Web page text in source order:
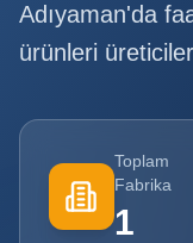
Ana
Sayfa
Tüm
Ürünler
Adıyaman'da
ürünleri
Toplam
Fabrika
1